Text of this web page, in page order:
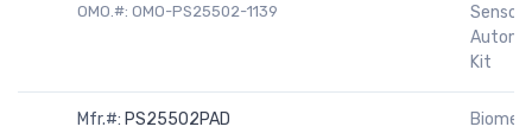
OMO.#: OMO-PS25502-1139
Sensors
Kit
Mfr.#: PS25502PAD